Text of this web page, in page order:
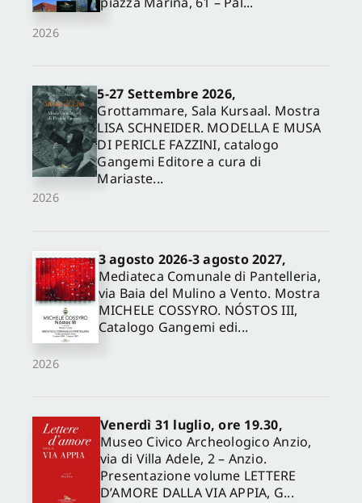
2026
2026
5-27 Settembre 2026,
Grottammare, Sala Kursaal. Mostra
LISA SCHNEIDER. MODELLA E MUSA
DI PERICLE FAZZINI, catalogo
Gangemi Editore a cura di
Mariaste...
2026
3 agosto 2026-3 agosto 2027,
Mediateca Comunale di Pantelleria,
via Baia del Mulino a Vento. Mostra
MICHELE COSSYRO. NÓSTOS III,
Catalogo Gangemi edi...
Venerdì 31 luglio, ore 19.30,
Museo Civico Archeologico Anzio,
via di Villa Adele, 2 – Anzio.
Presentazione volume LETTERE
D’AMORE DALLA VIA APPIA, G...